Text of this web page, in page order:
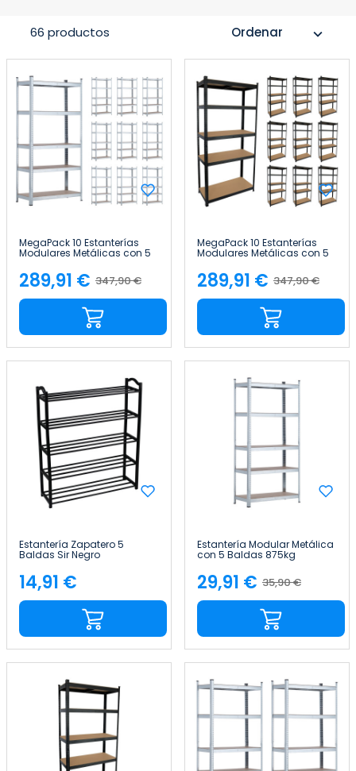
Ordenar expand_more
66 productos
MegaPack 10 Estanterías
Modulares Metálicas con 5
90x40x180cm 7house
Precio
base
347,90 €
Precio
289,91 €
MegaPack 10 Estanterías
Modulares Metálicas con 5
90x40x180cm 7house
Precio
base
347,90 €
Precio
289,91 €
Estantería Zapatero 5
Baldas Sir Negro
63x20x79cm Thinia Home
Precio
14,91 €
Estantería Modular Metálica
con 5 Baldas 875kg
90x40x180cm Thinia Home
Precio
base
35,90 €
Precio
29,91 €